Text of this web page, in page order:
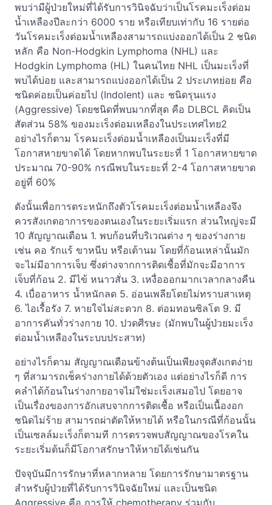
พบว่ามีผู้ป่วยใหม่ที่ได้รับการวินิจฉับว่าเป็นโรคมะเร็งต่อม
น้ำเหลืองปีละกว่า 6000 ราย หรือเทียบเท่ากับ 16 รายต่อ
วันโรคมะเร็งต่อมน้ำเหลืองสามารถแบ่งออกได้เป็น 2 ชนิด
หลัก คือ Non-Hodgkin Lymphoma (NHL) และ
Hodgkin Lymphoma (HL) ในคนไทย NHL เป็นมะเร็งที่
พบได้บ่อย และสามารถแบ่งออกได้เป็น 2 ประเภทย่อย คือ
ชนิดค่อยเป็นค่อยไป (Indolent) และ ชนิดรุนแรง
(Aggressive) โดยชนิดที่พบมากที่สุด คือ DLBCL คิดเป็น
สัดส่วน 58% ของมะเร็งต่อมเหลืองในประเทศไทย2
อย่างไรก็ตาม โรคมะเร็งต่อมน้ำเหลืองเป็นมะเร็งที่มี
โอกาสหายขาดได้ โดยหากพบในระยะที่ 1 โอกาสหายขาด
ประมาณ 70-90% กรณีพบในระยะที่ 2-4 โอกาสหายขาด
อยู่ที่ 60%
ดังนั้นเพื่อการตระหนักถึงตัวโรคมะเร็งต่อมน้ำเหลืองจึง
ควรสังเกตอาการของตนเองในระยะเริ่มแรก ส่วนใหญ่จะมี
10 สัญญาณเตือน 1. พบก้อนที่บริเวณต่าง ๆ ของร่างกาย
เช่น คอ รักแร้ ขาหนีบ หรือเต้านม โดยที่ก้อนเหล่านั้นมัก
จะไม่มีอาการเจ็บ ซึ่งต่างจากการติดเชื้อที่มักจะมีอาการ
เจ็บที่ก้อน 2. มีไข้ หนาวสั่น 3. เหงื่อออกมากเวลากลางคืน
4. เบื่ออาหาร น้ำหนักลด 5. อ่อนเพลียโดยไม่ทราบสาเหตุ
6. ไอเรื้อรัง 7. หายใจไม่สะดวก 8. ต่อมทอนซิลโต 9. มี
อาการคันทั่วร่างกาย 10. ปวดศีรษะ (มักพบในผู้ป่วยมะเร็ง
ต่อมน้ำเหลืองในระบบประสาท)
อย่างไรก็ตาม สัญญาณเตือนข้างต้นเป็นเพียงจุดสังเกตง่าย
ๆ ที่สามารถเช็คร่างกายได้ด้วยตัวเอง แต่อย่างไรก็ดี การ
คลำได้ก้อนในร่างกายอาจไม่ใช่มะเร็งเสมอไป โดยอาจ
เป็นเรื่องของการอักเสบจากการติดเชื้อ หรือเป็นเนื้องอก
ชนิดไม่ร้าย สามารถผ่าตัดให้หายได้ หรือในกรณีที่ก้อนนั้น
เป็นเซลล์มะเร็งก็ตามที การตรวจพบสัญญาณของโรคใน
ระยะเริ่มต้นก็มีโอกาสรักษาให้หายได้เช่นกัน
ปัจจุบันมีการรักษาที่หลากหลาย โดยการรักษามาตรฐาน
สำหรับผู้ป่วยที่ได้รับการวินิจฉัยใหม่ และเป็นชนิด
Aggressive คือ การให้ chemotherapy ร่วมกับ